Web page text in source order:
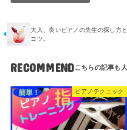
大人、良いピアノの先生の探し方と
コツ。
RECOMMEND
ピアノテクニック